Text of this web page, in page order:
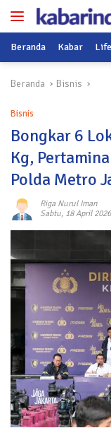
Langsung
Beranda Kabar
Beranda Bisnis
Bisnis
Bongkar 6
Kg,
Polda Metro
Riga Nurul Iman
Sabtu, 18 April 2026